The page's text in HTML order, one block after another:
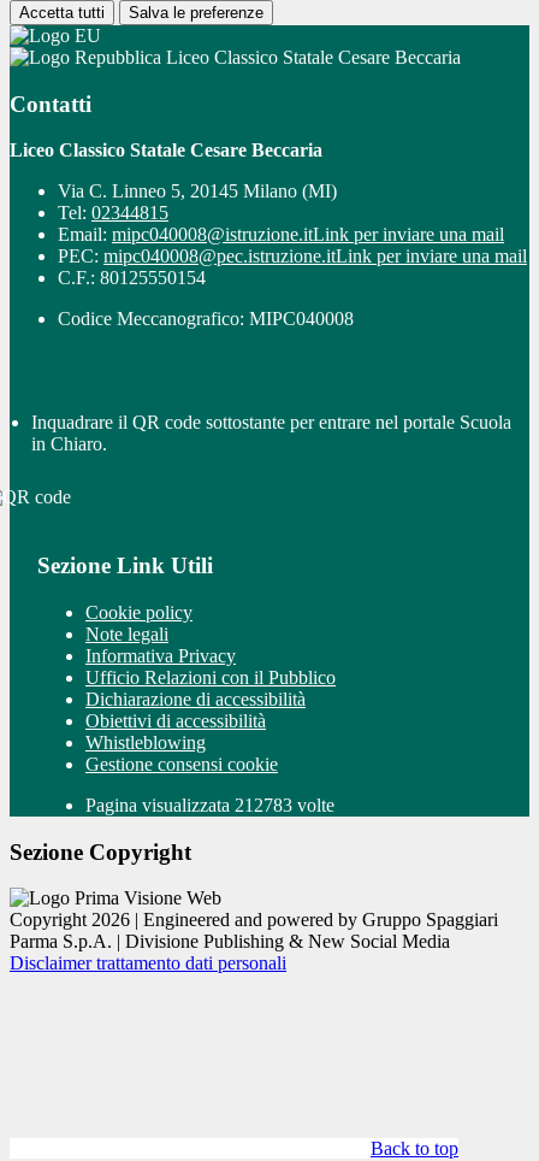
Accetta tutti Salva le preferenze
Liceo Classico Statale Cesare Beccaria
Contatti
Liceo Classico Statale Cesare Beccaria
Via C. Linneo 5, 20145 Milano (MI)
Tel: 02344815
Email: mipc040008@istruzione.itLink per inviare una mail
PEC: mipc040008@pec.istruzione.itLink per inviare una mail
C.F.: 80125550154
Codice Meccanografico: MIPC040008
Inquadrare il QR code sottostante per entrare nel portale Scuola
in Chiaro.
Sezione Link Utili
Cookie policy
Note legali
Informativa Privacy
Ufficio Relazioni con il Pubblico
Dichiarazione di accessibilità
Obiettivi di accessibilità
Whistleblowing
Gestione consensi cookie
Pagina visualizzata 212783 volte
Sezione Copyright
Copyright 2026 | Engineered and powered by Gruppo Spaggiari
Parma S.p.A. | Divisione Publishing & New Social Media
Disclaimer trattamento dati personali
Back to top